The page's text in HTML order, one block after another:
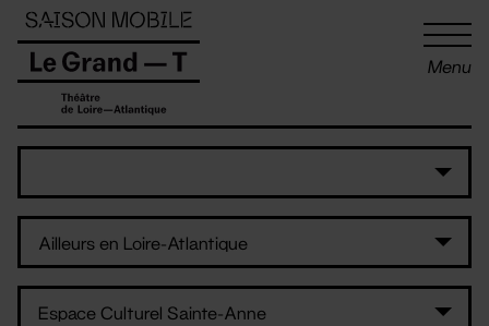
Menu
Panneau de gestion des cookies